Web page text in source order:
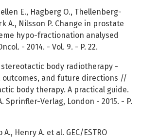
E., Hagberg O., Thellenberg-
A., Nilsson P. Change in prostate
hypo-fractionation analysed
- 2014. - Vol. 9. - P. 22.
stereotactic body radiotherapy -
outcomes, and future directions //
body therapy. A practical guide.
Sprinfler-Verlag, London - 2015. - P.
A., Henry A. et al. GEC/ESTRO